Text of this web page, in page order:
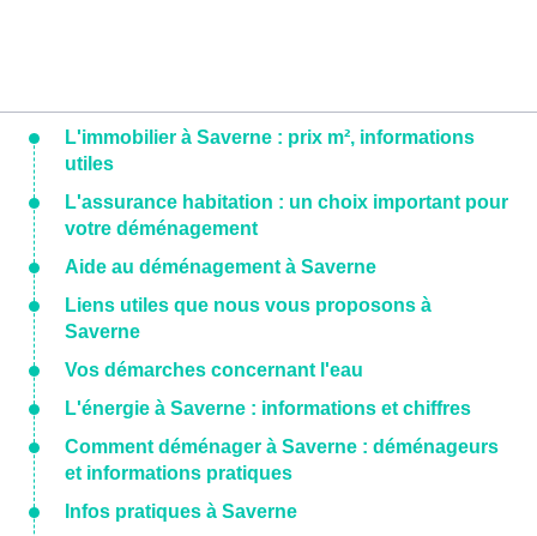
L'immobilier à Saverne : prix m², informations
utiles
L'assurance habitation : un choix important pour
votre déménagement
Aide au déménagement à Saverne
Liens utiles que nous vous proposons à
Saverne
Vos démarches concernant l'eau
L'énergie à Saverne : informations et chiffres
Comment déménager à Saverne : déménageurs
et informations pratiques
Infos pratiques à Saverne